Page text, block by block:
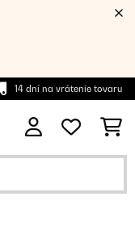
14 dní na vrátenie tovaru